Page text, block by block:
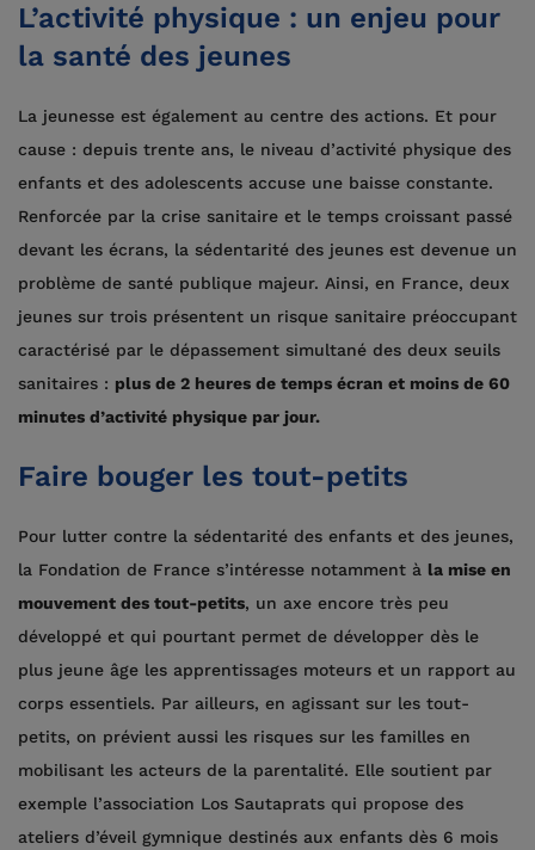
L’activité physique : un enjeu pour
la santé des jeunes
La jeunesse est également au centre des actions. Et pour
cause : depuis trente ans, le niveau d’activité physique des
enfants et des adolescents accuse une baisse constante.
Renforcée par la crise sanitaire et le temps croissant passé
devant les écrans, la sédentarité des jeunes est devenue un
problème de santé publique majeur. Ainsi, en France, deux
jeunes sur trois présentent un risque sanitaire préoccupant
caractérisé par le dépassement simultané des deux seuils
sanitaires : plus de 2 heures de temps écran et moins de 60
minutes d’activité physique par jour.
Faire bouger les tout-petits
Pour lutter contre la sédentarité des enfants et des jeunes,
la Fondation de France s’intéresse notamment à la mise en
mouvement des tout-petits, un axe encore très peu
développé et qui pourtant permet de développer dès le
plus jeune âge les apprentissages moteurs et un rapport au
corps essentiels. Par ailleurs, en agissant sur les tout-
petits, on prévient aussi les risques sur les familles en
mobilisant les acteurs de la parentalité. Elle soutient par
exemple l’association Los Sautaprats qui propose des
ateliers d’éveil gymnique destinés aux enfants dès 6 mois